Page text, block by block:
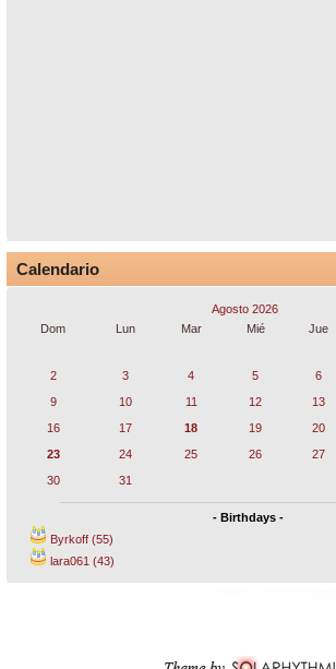
Calendario
Agosto 2026
Dom
Lun Mar Mié Jue
2
3 4 5 6
9
10 11 12 13
16
17 18 19 20
23
24 25 26 27
30
31
- Birthdays -
Byrkoff (55)
lara061 (43)